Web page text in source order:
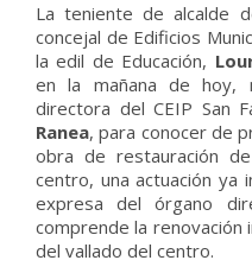
La teniente de alcalde
concejal de Edificios
la edil de Educación,
en la mañana de
directora del CEIP San
Ranea, para conocer de
obra de restauración
centro, una actuación ya
expresa del órgano
comprende la
del vallado del centro.